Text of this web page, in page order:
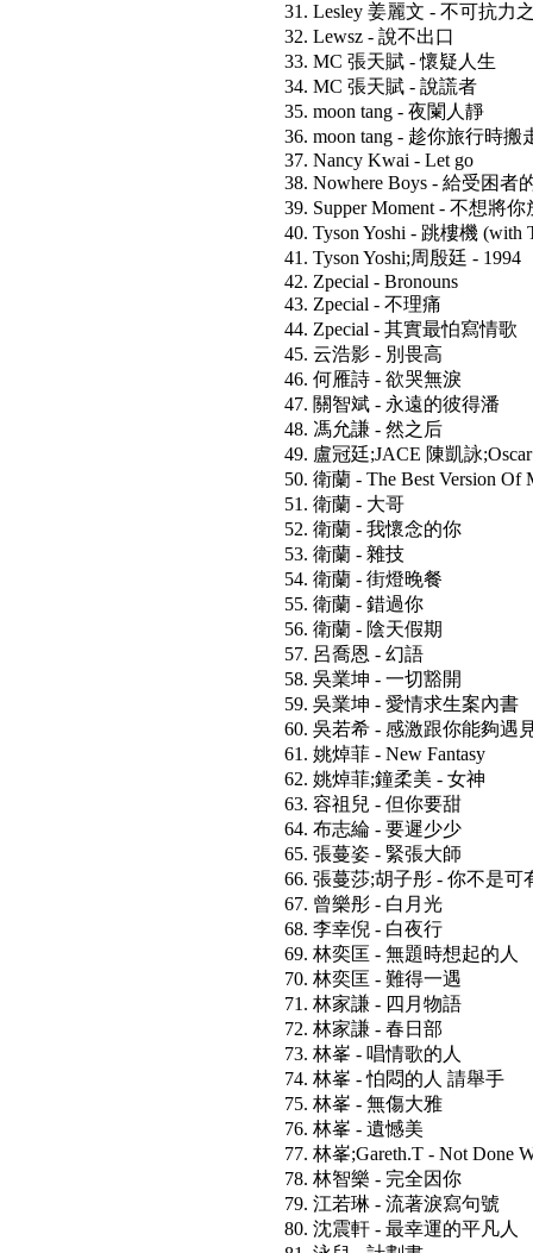
31. Lesley 姜麗文 - 不可抗力
32. Lewsz - 說不出口
33. MC 張天賦 - 懷疑人生
34. MC 張天賦 - 說謊者
35. moon tang - 夜闌人靜
36. moon tang - 趁你旅行時搬
37. Nancy Kwai - Let go
38. Nowhere Boys - 給受困者
39. Supper Moment - 不想將你
40. Tyson Yoshi - 跳樓機 (with
41. Tyson Yoshi;周殷廷 - 1994
42. Zpecial - Bronouns
43. Zpecial - 不理痛
44. Zpecial - 其實最怕寫情歌
45. 云浩影 - 別畏高
46. 何雁詩 - 欲哭無淚
47. 關智斌 - 永遠的彼得潘
48. 馮允謙 - 然之后
49. 盧冠廷;JACE 陳凱詠
50. 衛蘭 - The Best Version Of
51. 衛蘭 - 大哥
52. 衛蘭 - 我懷念的你
53. 衛蘭 - 雜技
54. 衛蘭 - 街燈晚餐
55. 衛蘭 - 錯過你
56. 衛蘭 - 陰天假期
57. 呂喬恩 - 幻語
58. 吳業坤 - 一切豁開
59. 吳業坤 - 愛情求生案內書
60. 吳若希 - 感激跟你能夠遇
61. 姚焯菲 - New Fantasy
62. 姚焯菲;鐘柔美 - 女神
63. 容祖兒 - 但你要甜
64. 布志綸 - 要遲少少
65. 張蔓姿 - 緊張大師
66. 張蔓莎;胡子彤 - 你不是可
67. 曾樂彤 - 白月光
68. 李幸倪 - 白夜行
69. 林奕匡 - 無題時想起的人
70. 林奕匡 - 難得一遇
71. 林家謙 - 四月物語
72. 林家謙 - 春日部
73. 林峯 - 唱情歌的人
74. 林峯 - 怕悶的人 請舉手
75. 林峯 - 無傷大雅
76. 林峯 - 遺憾美
77. 林峯;Gareth.T - Not Done
78. 林智樂 - 完全因你
79. 江若琳 - 流著淚寫句號
80. 沈震軒 - 最幸運的平凡人